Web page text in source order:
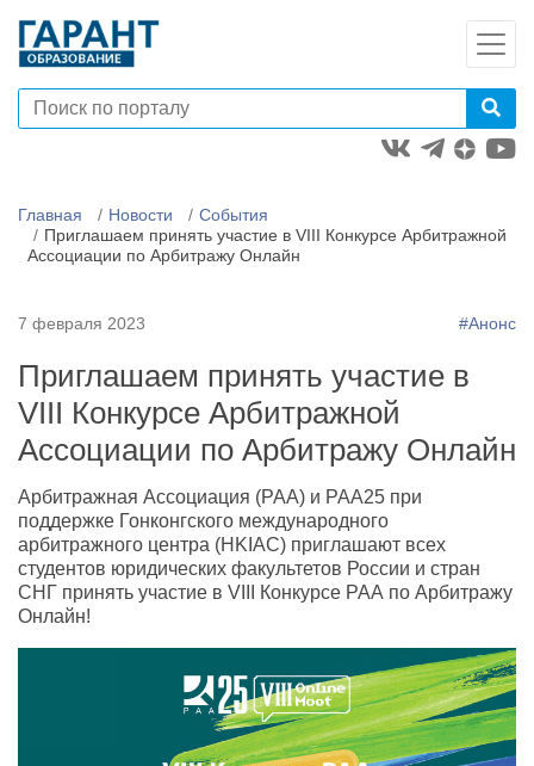
Главная Новости
События
Приглашаем принять участие в VIII Конкурсе Арбитражной
Ассоциации по Арбитражу Онлайн
7 февраля 2023 #Анонс
Приглашаем принять участие в
VIII Конкурсе Арбитражной
Ассоциации по Арбитражу Онлайн
Арбитражная Ассоциация (РАА) и РАА25 при
поддержке Гонконгского международного
арбитражного центра (HKIAC) приглашают всех
студентов юридических факультетов России и стран
СНГ принять участие в VIII Конкурсе РАА по Арбитражу
Онлайн!